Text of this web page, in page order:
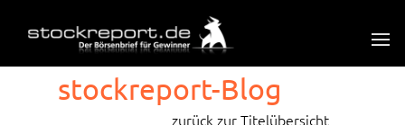
stockreport-Blog
zurück zur Titelübersicht